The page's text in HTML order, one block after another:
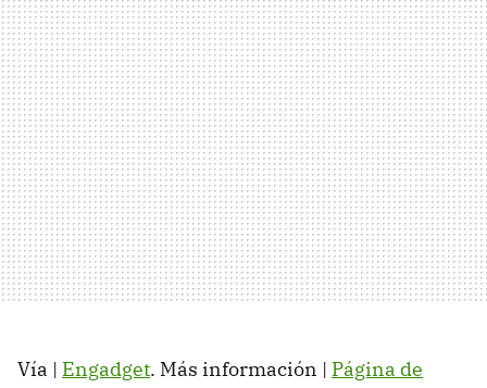
Vía | Engadget. Más información | Página de